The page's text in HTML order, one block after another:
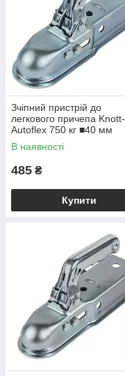
Зчіпний пристрій до
легкового причепа Knott-
Autoflex 750 кг ■40 мм
6E0549.001
В наявності
485 ₴
Купити